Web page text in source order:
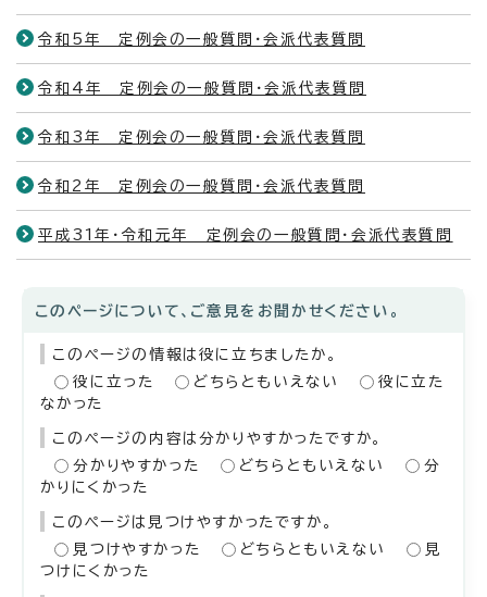
令和5年 定例会の一般質問・会派代表質問
令和4年 定例会の一般質問・会派代表質問
令和3年 定例会の一般質問・会派代表質問
令和2年 定例会の一般質問・会派代表質問
平成31年・令和元年 定例会の一般質問・会派代表質問
このページについて、ご意見をお聞かせください。
このページの情報は役に立ちましたか。
役に立った
どちらともいえない
役に立た
なかった
このページの内容は分かりやすかったですか。
分かりやすかった
どちらともいえない
分
かりにくかった
このページは見つけやすかったですか。
見つけやすかった
どちらともいえない
見
つけにくかった